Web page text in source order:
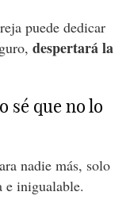
puede dedicar
despertará la
sé que no lo
nadie más, solo
e inigualable.